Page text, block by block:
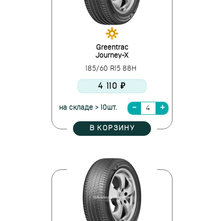
Greentrac
Journey-X
185/60 R15 88H
4 110 ₽
на складе > 10шт.
В КОРЗИНУ